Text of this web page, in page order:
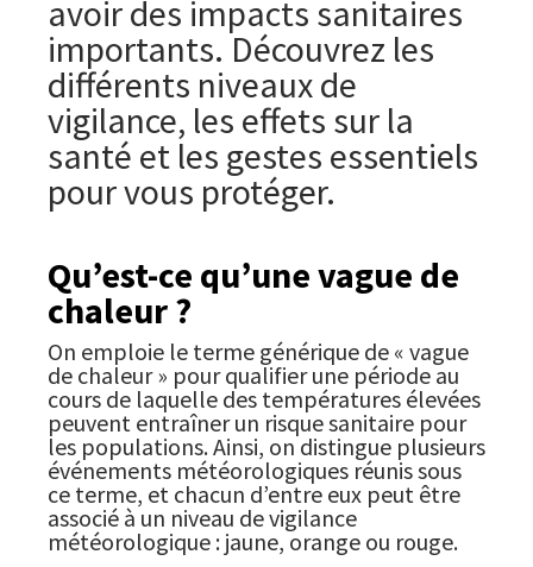
avoir des impacts sanitaires
importants. Découvrez les
différents niveaux de
vigilance, les effets sur la
santé et les gestes essentiels
pour vous protéger.
Qu’est-ce qu’une vague de
chaleur ?
On emploie le terme générique de « vague
de chaleur » pour qualifier une période au
cours de laquelle des températures élevées
peuvent entraîner un risque sanitaire pour
les populations. Ainsi, on distingue plusieurs
événements météorologiques réunis sous
ce terme, et chacun d’entre eux peut être
associé à un niveau de vigilance
météorologique : jaune, orange ou rouge.